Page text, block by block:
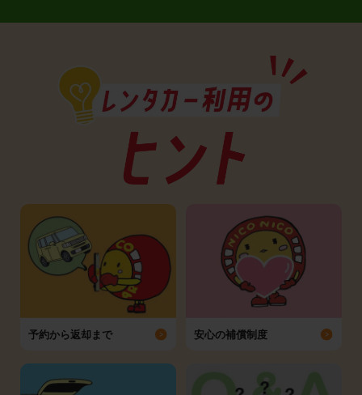
予約から返却まで 安心の補償制度